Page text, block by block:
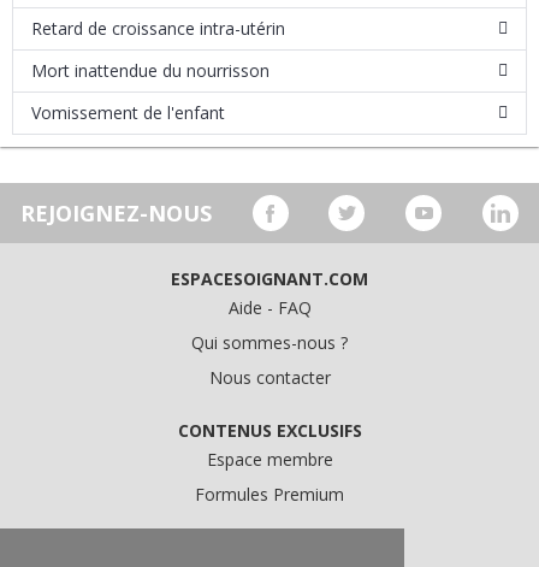
Retard de croissance intra-utérin
Mort inattendue du nourrisson
Vomissement de l'enfant
REJOIGNEZ-NOUS
ESPACESOIGNANT.COM
Aide - FAQ
Qui sommes-nous ?
Nous contacter
CONTENUS EXCLUSIFS
Espace membre
Formules Premium